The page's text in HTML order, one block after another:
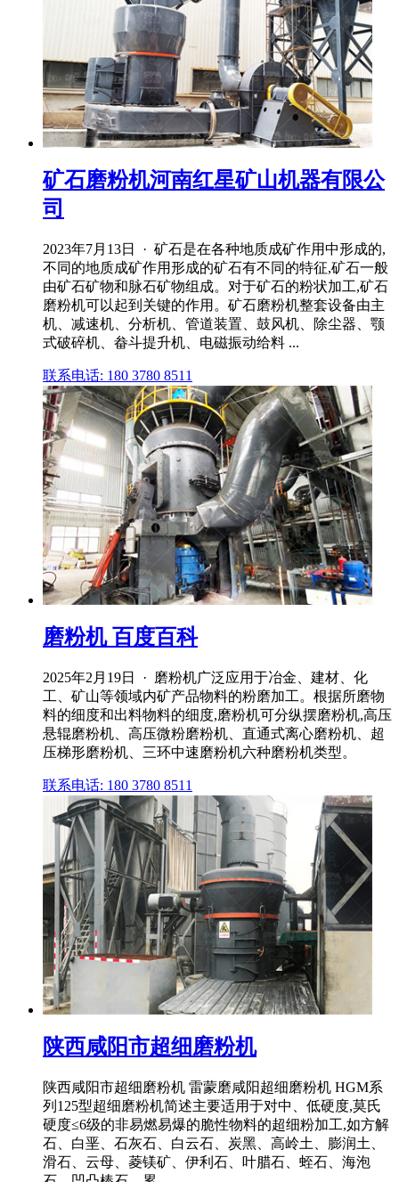
矿石磨粉机河南红星矿山机器有限公
司
2023年7月13日 · 矿石是在各种地质成矿作用中形成的,
不同的地质成矿作用形成的矿石有不同的特征,矿石一般
由矿石矿物和脉石矿物组成。对于矿石的粉状加工,矿石
磨粉机可以起到关键的作用。矿石磨粉机整套设备由主
机、减速机、分析机、管道装置、鼓风机、除尘器、颚
式破碎机、畚斗提升机、电磁振动给料 ...
联系电话: 180 3780 8511
磨粉机 百度百科
2025年2月19日 · 磨粉机广泛应用于冶金、建材、化
工、矿山等领域内矿产品物料的粉磨加工。根据所磨物
料的细度和出料物料的细度,磨粉机可分纵摆磨粉机,高压
悬辊磨粉机、高压微粉磨粉机、直通式离心磨粉机、超
压梯形磨粉机、三环中速磨粉机六种磨粉机类型。
联系电话: 180 3780 8511
陕西咸阳市超细磨粉机
陕西咸阳市超细磨粉机 雷蒙磨咸阳超细磨粉机 HGM系
列125型超细磨粉机简述主要适用于对中、低硬度,莫氏
硬度≤6级的非易燃易爆的脆性物料的超细粉加工,如方解
石、白垩、石灰石、白云石、炭黑、高岭土、膨润土、
滑石、云母、菱镁矿、伊利石、叶腊石、蛭石、海泡